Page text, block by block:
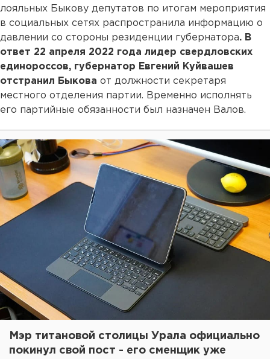
лояльных Быкову депутатов по итогам мероприятия
в социальных сетях распространила информацию о
давлении со стороны резиденции губернатора. В
ответ 22 апреля 2022 года лидер свердловских
единороссов, губернатор Евгений Куйвашев
отстранил Быкова от должности секретаря
местного отделения партии. Временно исполнять
его партийные обязанности был назначен Валов.
Мэр титановой столицы Урала официально
покинул свой пост - его сменщик уже